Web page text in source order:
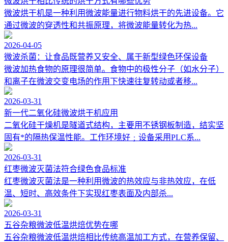
微波烘干机是一种利用微波能量进行物料烘干的先进设备。它
通过微波的穿透性和共振原理，将微波能量转化为热...
2026-04-05
微波杀菌：让食品既营养又安全、属于新型绿色环保设备
微波加热食物的原理很简单。食物中的极性分子（如水分子）
和离子在微波交变电场的作用下快速往复转动或者移...
2026-03-31
新一代二氧化硅微波烘干机应用
二氧化硅干燥机是隧道式结构，主要用不锈钢板制造，结实坚
固有*的隔热保温性能。工作环境好﹔设备采用PLC系...
2026-03-31
红枣微波灭菌法符合绿色食品标准
‌红枣微波灭菌法‌是一种利用微波的热效应与非热效应，在‌低
温、短时、高效‌条件下实现红枣表面及内部杀...
2026-03-31
五谷杂粮微波低温烘焙优势在哪
五谷杂粮微波低温烘焙‌相比传统高温加工方式，在‌营养保留、